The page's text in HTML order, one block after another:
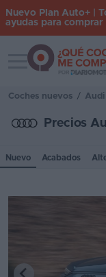
Iniciar
Coches
Stock
Nuevo Plan Auto+ |
ayudas para comprar
Toggle navigation
Coches nuevos / Audi
Precios
Nuevo Acabados